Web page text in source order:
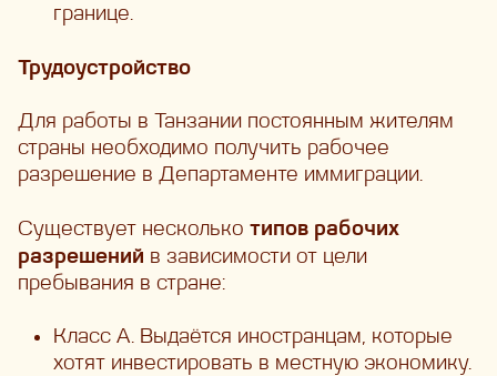
границе.
Трудоустройство
Для работы в Танзании постоянным жителям
страны необходимо получить рабочее
разрешение в Департаменте иммиграции.
Существует несколько типов рабочих
разрешений в зависимости от цели
пребывания в стране:
Класс A. Выдаётся иностранцам, которые
хотят инвестировать в местную экономику.